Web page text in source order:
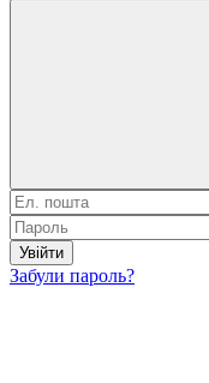
Увійти
Забули пароль?